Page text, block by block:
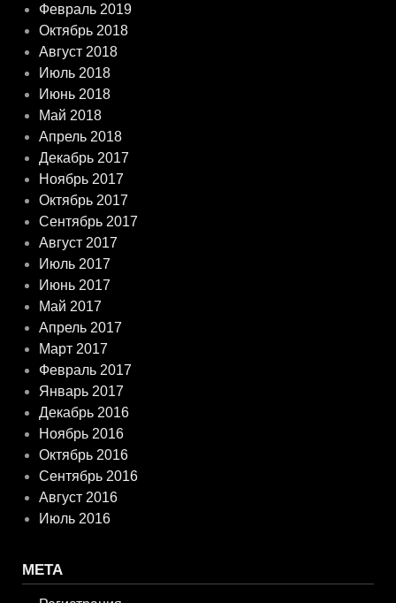
Февраль 2019
Октябрь 2018
Август 2018
Июль 2018
Июнь 2018
Май 2018
Апрель 2018
Декабрь 2017
Ноябрь 2017
Октябрь 2017
Сентябрь 2017
Август 2017
Июль 2017
Июнь 2017
Май 2017
Апрель 2017
Март 2017
Февраль 2017
Январь 2017
Декабрь 2016
Ноябрь 2016
Октябрь 2016
Сентябрь 2016
Август 2016
Июль 2016
МЕТА